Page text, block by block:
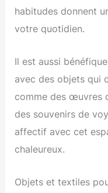
habitudes donnent
votre quotidien.
Il est aussi
avec des objets qui
comme des œuvres
des souvenirs de
affectif avec cet
chaleureux.
Objets et textiles